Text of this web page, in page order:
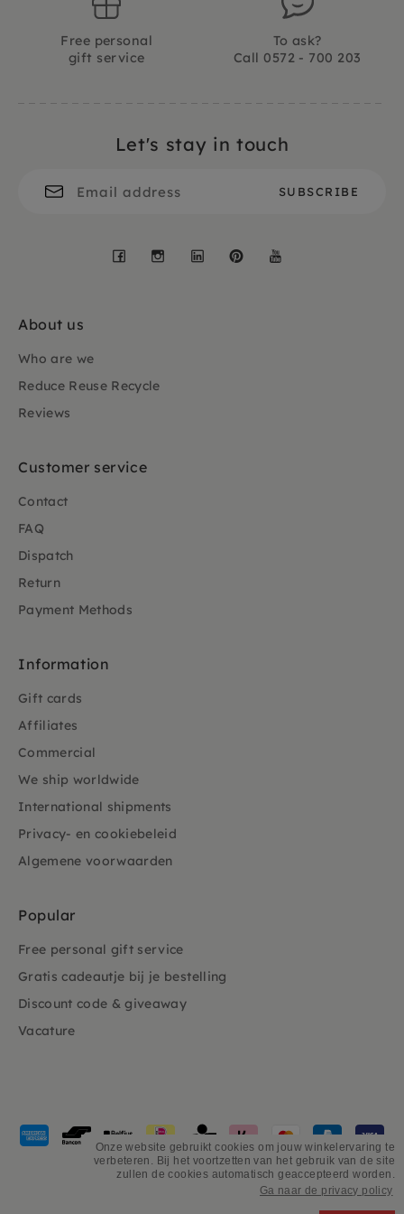
Onze website gebruikt cookies om jouw winkelervaring te
verbeteren. Bij het voortzetten van het gebruik van de site
zullen de cookies automatisch geaccepteerd worden.
Ga naar de privacy policy
Free personal
gift service
To ask?
Call 0572 - 700 203
Let's stay in touch
Facebook
Instagram
LinkedInPinterest
About us
Who are we
Reduce Reuse Recycle
Reviews
Customer service
Contact
FAQ
Dispatch
Return
Payment Methods
Information
Gift cards
Affiliates
Commercial
We ship worldwide
International shipments
Privacy- en cookiebeleid
Algemene voorwaarden
Popular
Free personal gift service
Gratis cadeautje bij je bestelling
Discount code & giveaway
Vacature
Payment
methods
accepted